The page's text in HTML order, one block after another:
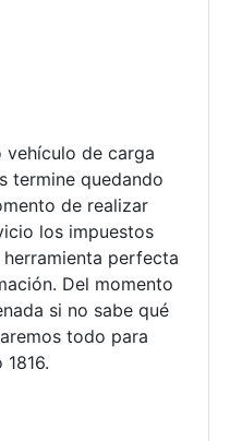
vehículo de carga
termine quedando
de realizar
los impuestos
perfecta
Del momento
si no sabe qué
todo para